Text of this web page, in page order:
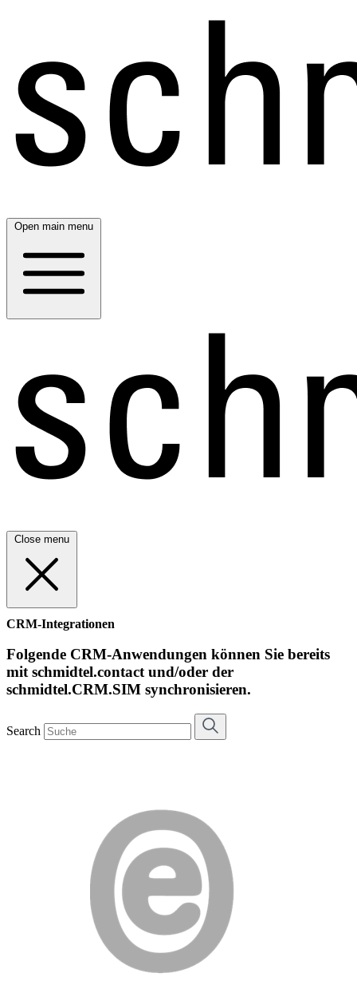
Open main menu
Close menu
CRM-Integrationen
Folgende CRM-Anwendungen können Sie bereits
mit schmidtel.contact und/oder der
schmidtel.CRM.SIM synchronisieren.
Search